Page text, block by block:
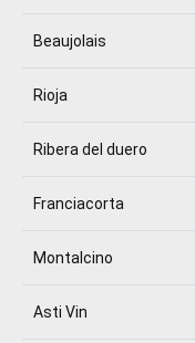
Beaujolais
Rioja
Ribera del duero
Franciacorta
Montalcino
Asti Vin